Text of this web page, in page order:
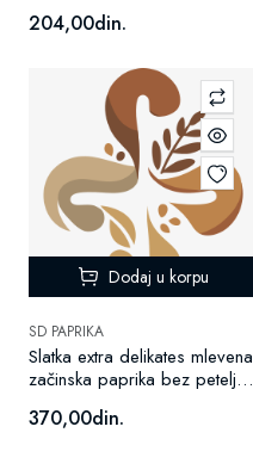
204,00din.
Dodaj u korpu
SD PAPRIKA
Slatka extra delikates mlevena
začinska paprika bez peteljke
370,00din.